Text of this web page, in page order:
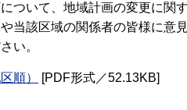
ついて、地域計画の変更に関
当該区域の関係者の皆様に意
い。
順） [PDF形式／52.13KB]